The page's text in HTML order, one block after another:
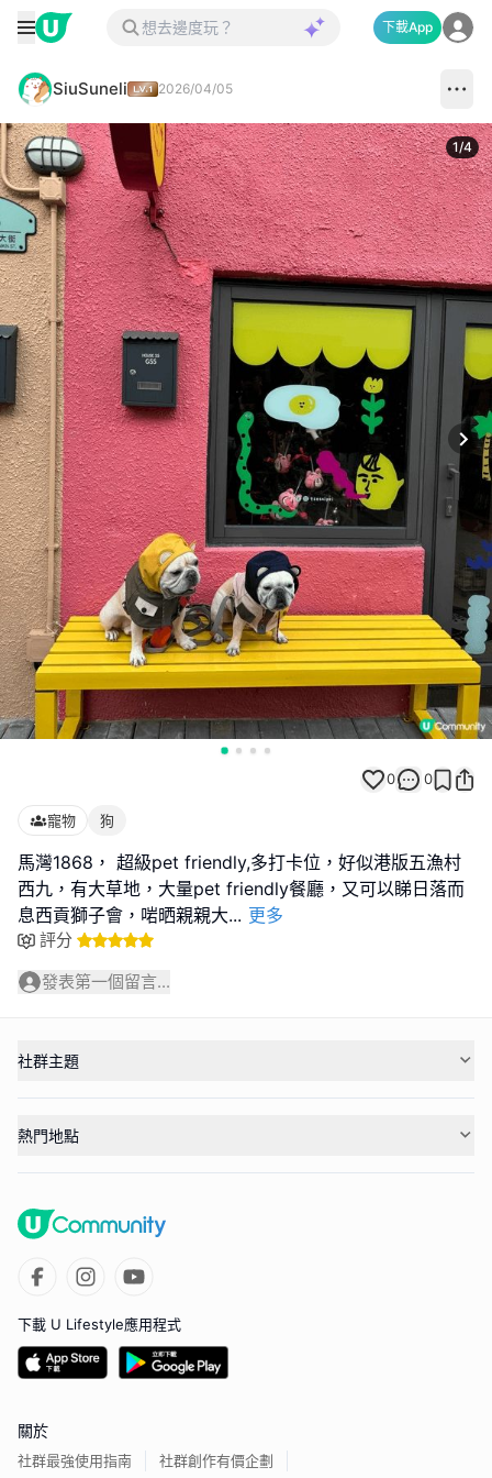
下載App
SiuSuneli 2026/04/05
1/4
0 0
寵物 狗
馬灣1868， 超級pet friendly,多打卡位，好似港版五漁村
西九，有大草地，大量pet friendly餐廳，又可以睇日落而
息西貢獅子會，啱晒親親大... 更多
評分
發表第一個留言...
社群主題
熱門地點
下載 U Lifestyle應用程式
關於
社群最強使用指南 社群創作有價企劃